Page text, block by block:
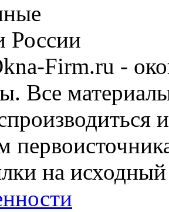
России
Firm.ru -
Все
на